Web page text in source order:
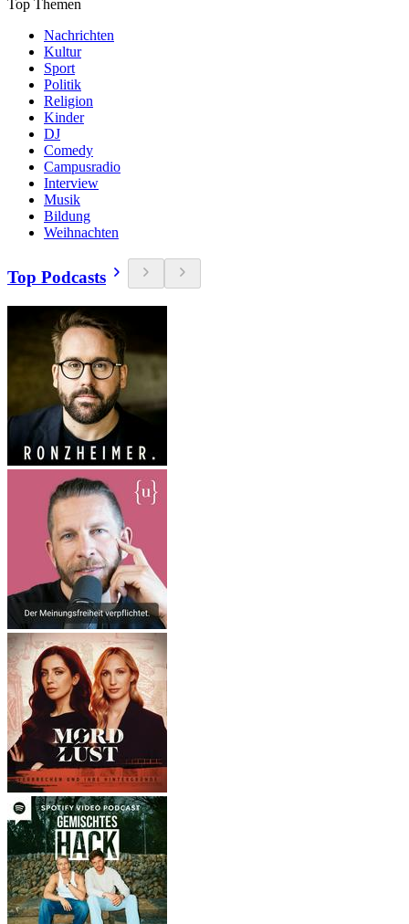
Top Themen
Nachrichten
Kultur
Sport
Politik
Religion
Kinder
DJ
Comedy
Campusradio
Interview
Musik
Bildung
Weihnachten
Top Podcasts